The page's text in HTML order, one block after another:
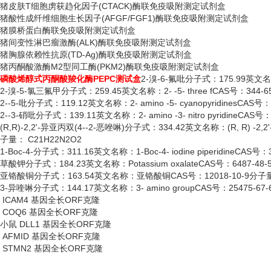
猪皮肤T细胞虏获趋化因子(CTACK)酶联免疫吸附测定试剂盒
猪酸性成纤维细胞生长因子(AFGF/FGF1)酶联免疫吸附测定试剂盒
猪膜桥蛋白酶联免疫吸附测定试剂盒
猪间变性淋巴瘤激酶(ALK)酶联免疫吸附测定试剂盒
猪胸腺依赖性抗原(TD-Ag)酶联免疫吸附测定试剂盒
猪丙酮酸激酶M2型同工酶(PKM2)酶联免疫吸附测定试剂盒
磷酸烯醇式丙酮酸羧化酶PEPC测试盒2-溴-6-氟吡分子式：175.99英文
2-溴-5-氯三氟甲分子式：259.45英文名称：2- -5- three fCAS号：344-
2--5-吡分子式：119.12英文名称：2- amino -5- cyanopyridinesCAS号
2--3-硝吡分子式：139.11英文名称：2- amino -3- nitro pyridineCAS号
(R,R)-2,2'-异亚丙双(4--2-恶唑啉)分子式：334.42英文名称：(R, R) -
子量： C21H22N2O2
1-Boc-4-分子式：311.16英文名称：1-Boc-4- iodine piperidineCAS号
草酸钾分子式： 184.23英文名称：Potassium oxalateCAS号：6487-48-
亚铬酸铜分子式： 163.54英文名称：亚铬酸铜CAS号：12018-10-9分子
3-异喹啉分子式：144.17英文名称：3- amino groupCAS号：25475-
ICAM4 基因全长ORF克隆
COQ6 基因全长ORF克隆
小鼠 DLL1 基因全长ORF克隆
AFMID 基因全长ORF克隆
STMN2 基因全长ORF克隆